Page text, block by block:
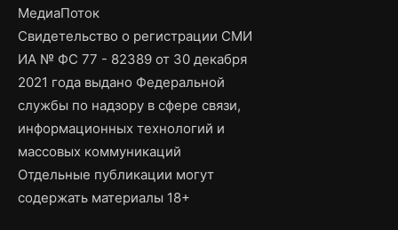
МедиаПоток
Свидетельство о регистрации СМИ
ИА № ФС 77 - 82389 от 30 декабря
2021 года выдано Федеральной
службы по надзору в сфере связи,
информационных технологий и
массовых коммуникаций
Отдельные публикации могут
содержать материалы 18+